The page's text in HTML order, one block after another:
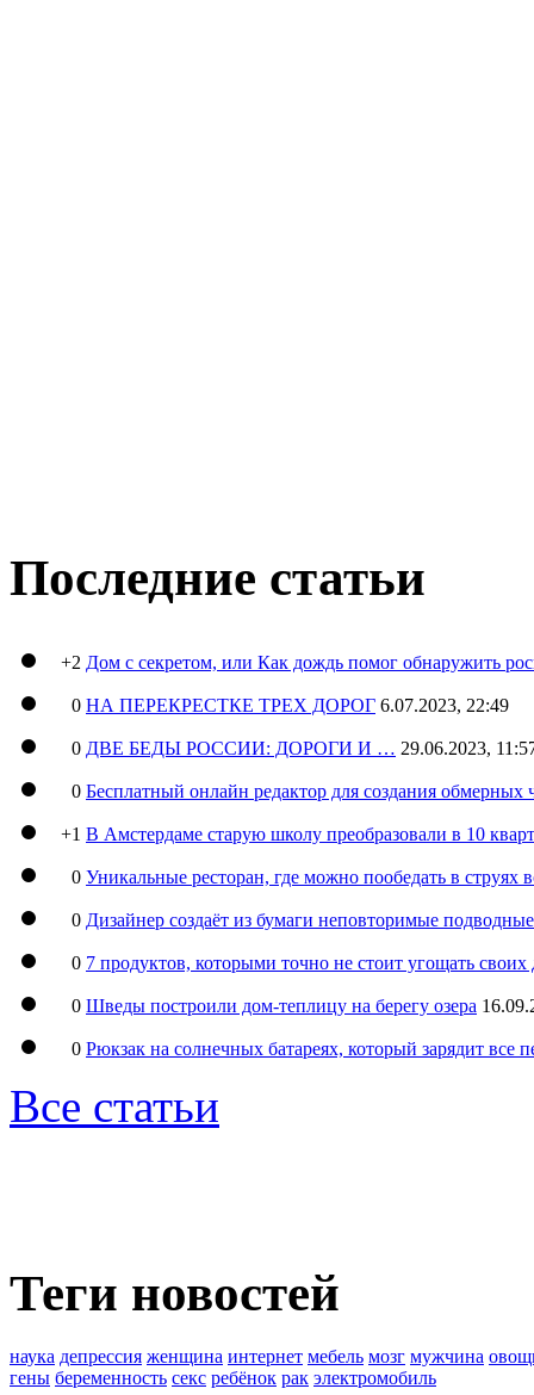
Последние статьи
+2 Дом с секретом, или Как дождь помог обнаружить
0 НА ПЕРЕКРЕСТКЕ ТРЕХ ДОРОГ 6.07.2023, 22:49
0 ДВЕ БЕДЫ РОССИИ: ДОРОГИ И … 29.06.2023,
0 Бесплатный онлайн редактор для создания обмерных
+1 В Амстердаме старую школу преобразовали в 10
0 Уникальные ресторан, где можно пообедать в струях
0 Дизайнер создаёт из бумаги неповторимые
0 7 продуктов, которыми точно не стоит угощать
0 Шведы построили дом-теплицу на берегу озера
0 Рюкзак на солнечных батареях, который зарядит все
Все статьи
Теги новостей
наука депрессия женщина интернет мебель мозг мужчина
гены беременность секс ребёнок рак электромобиль